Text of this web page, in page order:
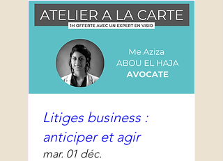
Litiges business :
anticiper et agir
mar. 01 déc.